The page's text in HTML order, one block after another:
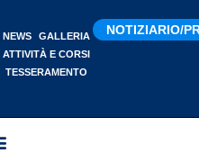
NEWS
GALLERIA
ATTIVITÀ E CORSI
TESSERAMENTO
NOTIZIARIO/